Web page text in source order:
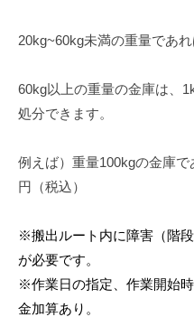
20kg~60kg未満の重量であれ
60kg以上の重量の金庫は、
処分できます。
例えば）重量100kgの金庫
円（税込）
※搬出ルート内に障害（階
が必要です。
※作業日の指定、作業開始
金加算あり。